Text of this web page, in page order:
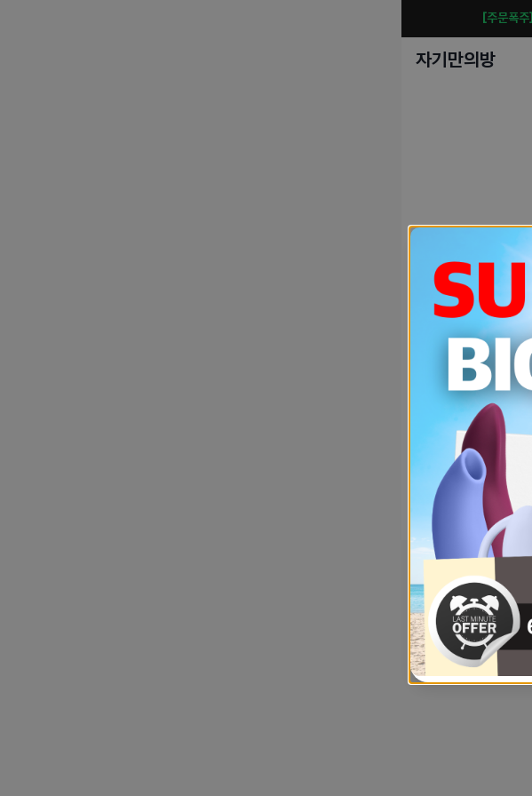
[주문폭주]
자기만의방